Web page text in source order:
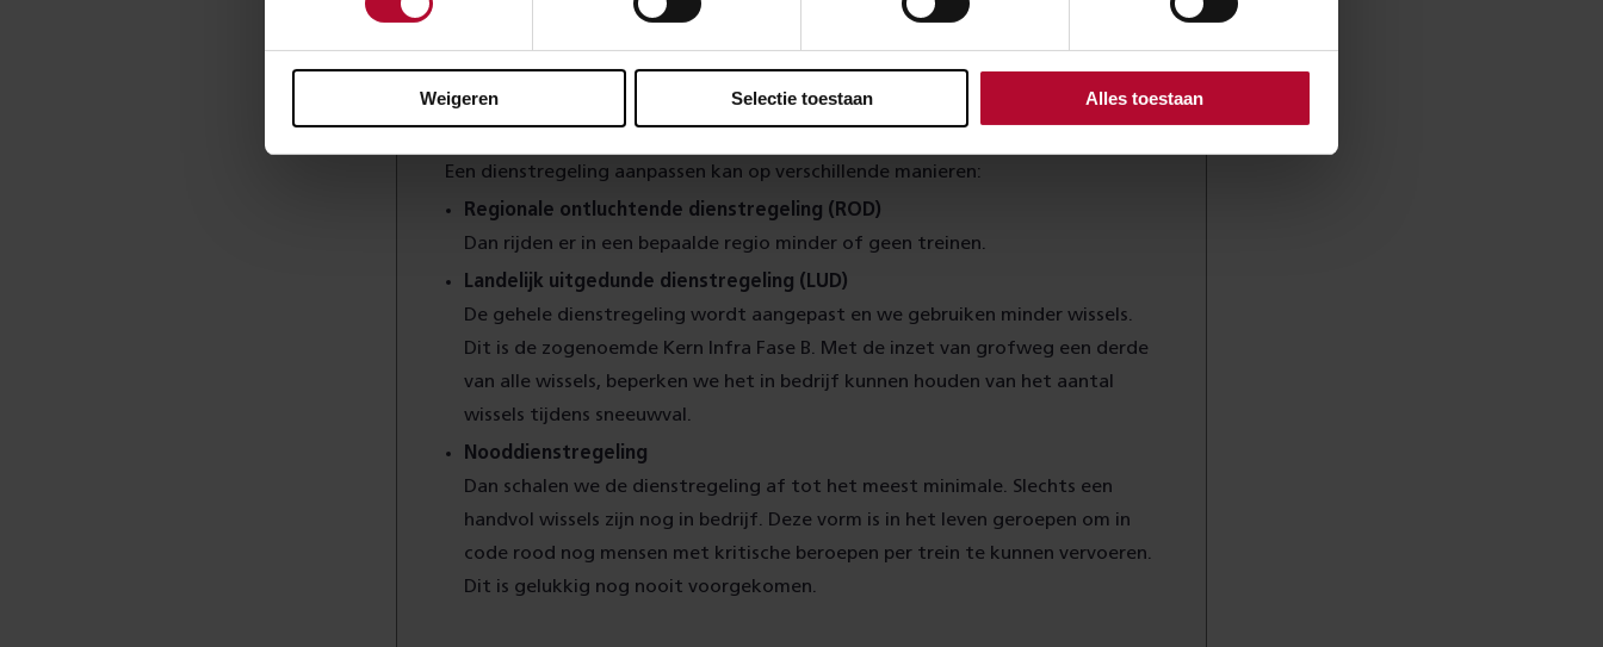
Weigeren Selectie toestaan Alles toestaan
Verschillende aanpassingen
Een dienstregeling aanpassen kan op verschillende manieren:
Regionale ontluchtende dienstregeling (ROD)
Dan rijden er in een bepaalde regio minder of geen treinen.
Landelijk uitgedunde dienstregeling (LUD)
De gehele dienstregeling wordt aangepast en we gebruiken minder wissels.
Dit is de zogenoemde Kern Infra Fase B. Met de inzet van grofweg een derde
van alle wissels, beperken we het in bedrijf kunnen houden van het aantal
wissels tijdens sneeuwval.
Nooddienstregeling
Dan schalen we de dienstregeling af tot het meest minimale. Slechts een
handvol wissels zijn nog in bedrijf. Deze vorm is in het leven geroepen om in
code rood nog mensen met kritische beroepen per trein te kunnen vervoeren.
Dit is gelukkig nog nooit voorgekomen.